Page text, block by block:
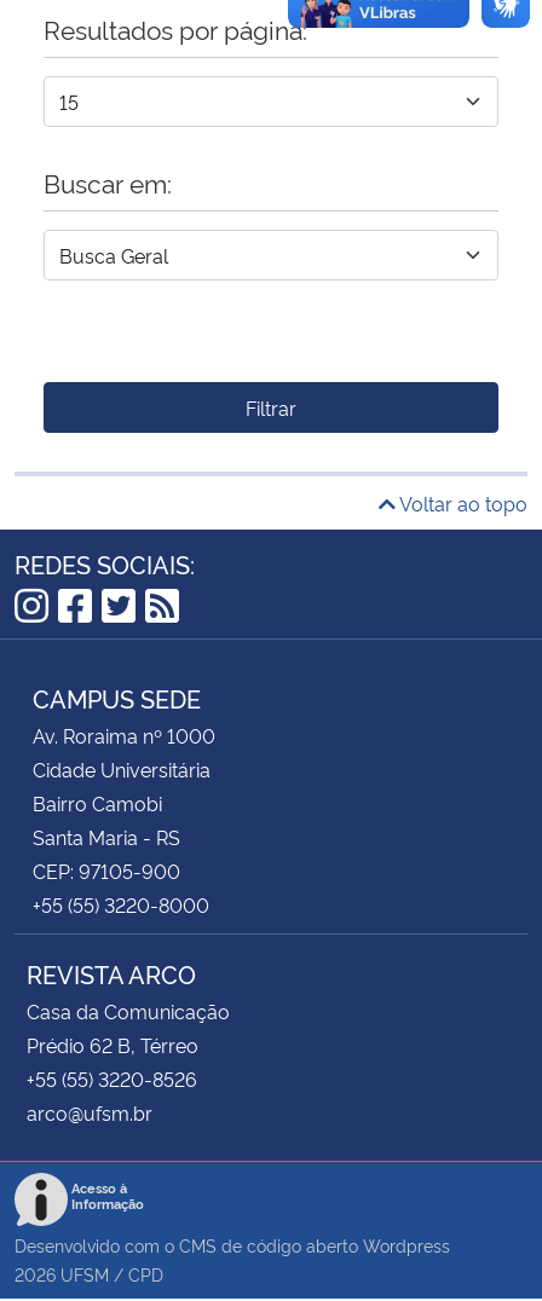
Resultados por página:
Buscar em:
Filtrar
Voltar ao topo
REDES SOCIAIS:
Instagram
Facebook
Twitter
RSS
CAMPUS SEDE
Av. Roraima nº 1000
Cidade Universitária
Bairro Camobi
Santa Maria - RS
CEP: 97105-900
+55 (55) 3220-8000
REVISTA ARCO
Casa da Comunicação
Prédio 62 B, Térreo
+55 (55) 3220-8526
arco@ufsm.br
Acesso à
Informação
Desenvolvido com o CMS de código aberto Wordpress
2026 UFSM / CPD